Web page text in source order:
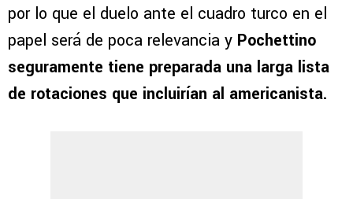
por lo que el duelo ante el cuadro turco en el
papel será de poca relevancia y Pochettino
seguramente tiene preparada una larga lista
de rotaciones que incluirían al americanista.